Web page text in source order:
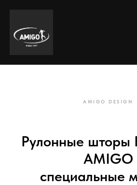
AMIGO DESIGN
Рулонные шторы
AMIGO
специальные